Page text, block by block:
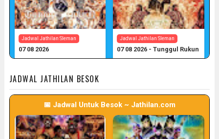
Jadwal Jathilan Sleman
07 08 2026
Jadwal Jathilan Sleman
07 08 2026 - Tunggul Rukun
JADWAL JATHILAN BESOK
📅 Jadwal Untuk Besok ~ Jathilan.com